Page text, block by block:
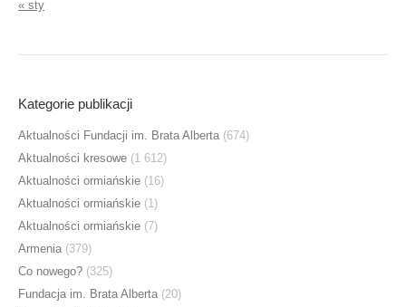
« sty
Kategorie publikacji
Aktualności Fundacji im. Brata Alberta (674)
Aktualności kresowe (1 612)
Aktualności ormiańskie (16)
Aktualności ormiańskie (1)
Aktualności ormiańskie (7)
Armenia (379)
Co nowego? (325)
Fundacja im. Brata Alberta (20)